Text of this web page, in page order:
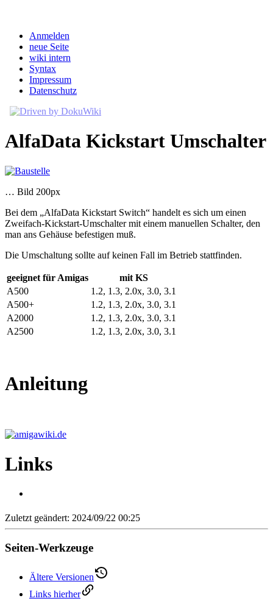
Anmelden
neue Seite
wiki intern
Syntax
Impressum
Datenschutz
AlfaData Kickstart Umschalter
… Bild 200px
Bei dem „AlfaData Kickstart Switch“ handelt es sich um einen
Zweifach-Kickstart-Umschalter mit einem manuellen Schalter, den
man ans Gehäuse befestigen muß.
Die Umschaltung sollte auf keinen Fall im Betrieb stattfinden.
geeignet für Amigas
mit KS
A500
1.2, 1.3, 2.0x, 3.0, 3.1
A500+
1.2, 1.3, 2.0x, 3.0, 3.1
A2000
1.2, 1.3, 2.0x, 3.0, 3.1
A2500
1.2, 1.3, 2.0x, 3.0, 3.1
Anleitung
Links
Zuletzt geändert: 2024/09/22 00:25
Seiten-Werkzeuge
Ältere Versionen
Links hierher